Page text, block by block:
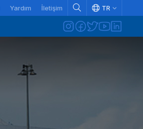
Yardım İletişim TR